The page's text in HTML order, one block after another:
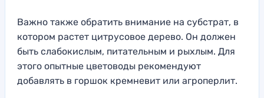
Важно также обратить внимание на субстрат, в
котором растет цитрусовое дерево. Он должен
быть слабокислым, питательным и рыхлым. Для
этого опытные цветоводы рекомендуют
добавлять в горшок кремневит или агроперлит.